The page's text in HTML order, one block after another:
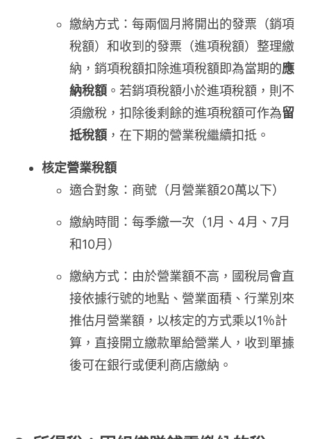
繳納方式：每兩個月將開出的發票（銷項
稅額）和收到的發票（進項稅額）整理繳
納，銷項稅額扣除進項稅額即為當期的應
納稅額 。若銷項稅額小於進項稅額，則不
須繳稅，扣除後剩餘的進項稅額可作為留
抵稅額 ，在下期的營業稅繼續扣抵。
核定營業稅額
適合對象：商號（月營業額20萬以下）
繳納時間：每季繳一次（1月、4月、7月
和10月）
繳納方式：由於營業額不高，國稅局會直
接依據行號的地點、營業面積、行業別來
推估月營業額，以核定的方式乘以1％計
算，直接開立繳款單給營業人，收到單據
後可在銀行或便利商店繳納。